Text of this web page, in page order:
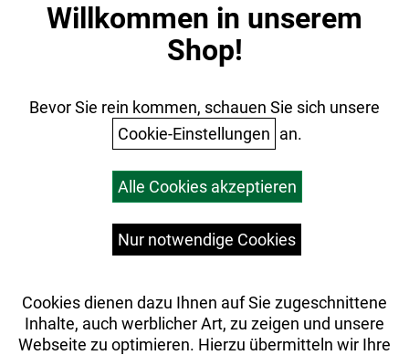
Datenschutz
Ihr Einkauf
Versandkosten
Willkommen in unserem
Shop!
Bevor Sie rein kommen, schauen Sie sich unsere
Cookie-Einstellungen an.
Alle Cookies akzeptieren
Nur notwendige Cookies
Cookies dienen dazu Ihnen auf Sie zugeschnittene
Inhalte, auch werblicher Art, zu zeigen und unsere
Webseite zu optimieren. Hierzu übermitteln wir Ihre